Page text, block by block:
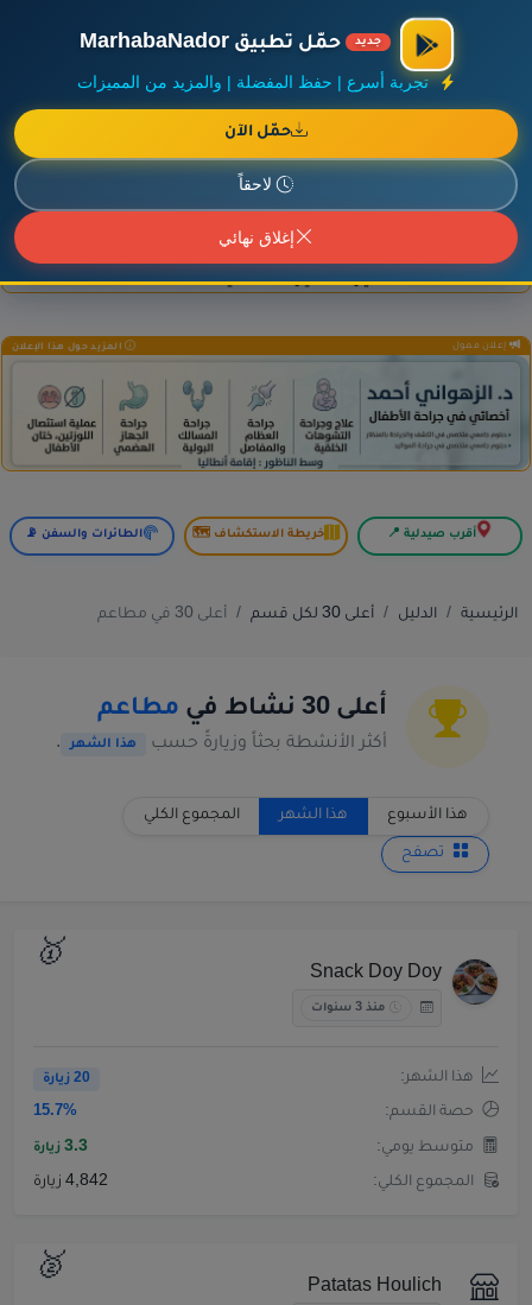
أضف نشاطك مجاناً
جديد حمّل تطبيق MarhabaNador
تجربة أسرع | حفظ المفضلة | والمزيد من المميزات
حمّل الآن
لاحقاً
إغلاق نهائي
إعلان ممول المزيد حول هذا الإعلان
إعلان ممول المزيد حول هذا الإعلان
أقرب صيدلية 📍 خريطة الاستكشاف 🗺️ الطائرات والسفن 📡
الرئيسية الدليل أعلى 30 لكل قسم أعلى 30 في مطاعم
أعلى 30 نشاط في مطاعم
أكثر الأنشطة بحثاً وزيارةً حسب هذا الشهر .
هذا الأسبوع هذا الشهر المجموع الكلي
تصفح
🥇 Snack Doy Doy
منذ 3 سنوات
هذا الشهر: 20 زيارة
حصة القسم: 15.7%
متوسط يومي: 3.3 زيارة
المجموع الكلي: 4,842 زيارة
🥈 Patatas Houlich